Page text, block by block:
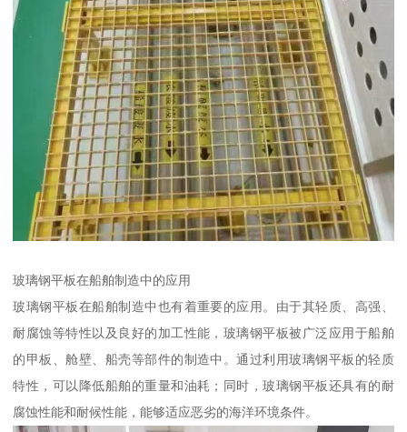
玻璃钢平板在船舶制造中的应用
玻璃钢平板在船舶制造中也有着重要的应用。由于其轻质、高强、
耐腐蚀等特性以及良好的加工性能，玻璃钢平板被广泛应用于船舶
的甲板、舱壁、船壳等部件的制造中。通过利用玻璃钢平板的轻质
特性，可以降低船舶的重量和油耗；同时，玻璃钢平板还具有的耐
腐蚀性能和耐候性能，能够适应恶劣的海洋环境条件。